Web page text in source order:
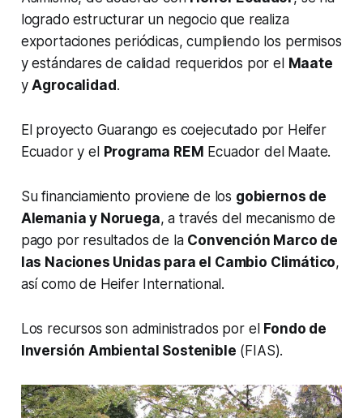
logrado estructurar un negocio que realiza
exportaciones periódicas, cumpliendo los permisos
y estándares de calidad requeridos por el Maate
yAgrocalidad.
El proyecto Guarango es coejecutado por Heifer
Ecuador y el Programa REM Ecuador del Maate.
Su financiamiento proviene de los gobiernos de
Alemania y Noruega, a través del mecanismo de
pago por resultados de la Convención Marco de
las Naciones Unidas para el Cambio Climático,
así como de Heifer International.
Los recursos son administrados por el Fondo de
Inversión Ambiental Sostenible (FIAS).